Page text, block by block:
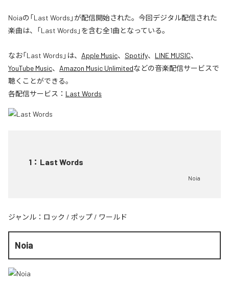
Noiaの「Last Words」が配信開始された。今回デジタル配信された
楽曲は、「Last Words」を含む全1曲となっている。
なお「Last Words 」は、 Apple Music、 Spotify、 LINE MUSIC、
YouTube Music、 Amazon Music Unlimitedなどの音楽配信サービスで
聴くことができる。
各配信サービス： Last Words
1 ： Last Words
Noia
ジャンル： ロック / ポップ / ワールド
Noia